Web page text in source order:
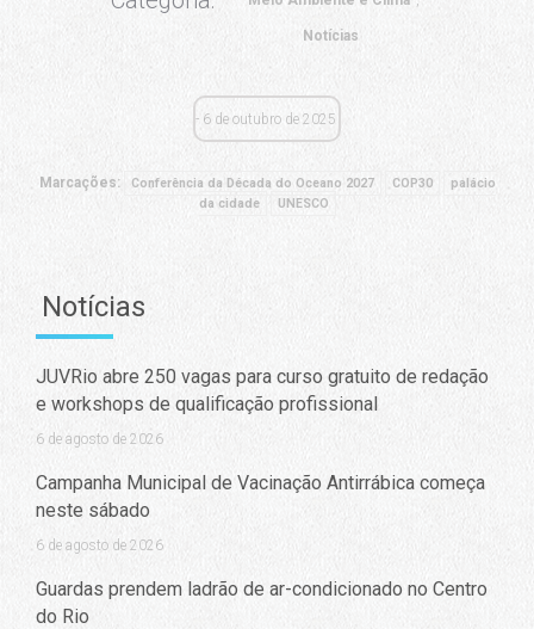
Notícias
6 de outubro de 2025
Marcações: Conferência da Década do Oceano 2027 COP30
palácio
da cidade
UNESCO
Notícias
JUVRio abre 250 vagas para curso gratuito de redação
e workshops de qualificação profissional
6 de agosto de 2026
Campanha Municipal de Vacinação Antirrábica começa
neste sábado
6 de agosto de 2026
Guardas prendem ladrão de ar-condicionado no Centro
do Rio